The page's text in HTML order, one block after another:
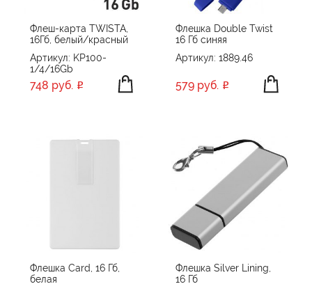
Флеш-карта TWISTA,
16Гб, белый/красный
Артикул: KP100-
1/4/16Gb
748 руб.
Флешка Double Twist
16 Гб синяя
Артикул: 1889.46
579 руб.
Флешка Card, 16 Гб,
белая
Флешка Silver Lining,
16 Гб